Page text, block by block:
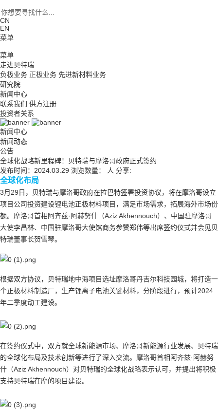
CN
EN
菜单
菜单
走进贝特瑞
负极业务 正极业务 先进新材料业务
研究院
新闻中心
联系我们 供方注册
投资者关系
新闻中心
新闻动态
公告
全球化战略新里程碑！贝特瑞与摩洛哥政府正式签约
发布时间：2024.03.29 浏览数量： 人 分享:
全球化布局
3月29日，贝特瑞与摩洛哥政府在拉巴特签署投资协议，将在摩洛哥设立
项目公司投资建设锂电池正极材料项目，满足市场需求，拓展海外市场份
额。摩洛哥首相阿齐兹·阿赫努什（Aziz Akhennouch）、中国驻摩洛哥
大使李昌林、中国驻摩洛哥大使馆商务参赞郑伟等出席签约仪式并会见贝
特瑞董事长贺雪琴。
根据双方协议，贝特瑞地中海项目选址摩洛哥丹吉尔科技园城，将打造一
个正极材料制造厂，生产锂离子电池关键材料，分阶段进行，预计2024
年二季度动工建设。
在签约仪式中，双方就全球新能源市场、摩洛哥新能源行业发展、贝特瑞
的全球化布局及技术创新等进行了深入交流。摩洛哥首相阿齐兹·阿赫努
什（Aziz Akhennouch）对贝特瑞的全球化战略表示认可，并提出将积极
支持贝特瑞在摩的项目建设。